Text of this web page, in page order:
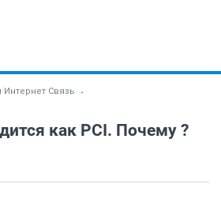
Связь
как PCI. Почему ?